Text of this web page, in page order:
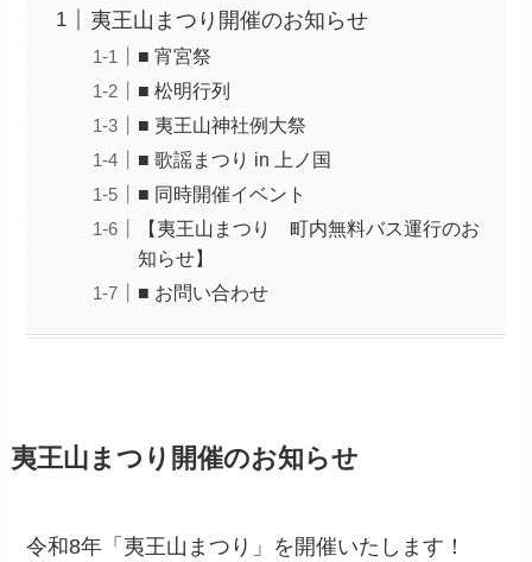
夷王山まつり開催のお知らせ
■ 宵宮祭
■ 松明行列
■ 夷王山神社例大祭
■ 歌謡まつり in 上ノ国
■ 同時開催イベント
【夷王山まつり 町内無料バス運行のお
知らせ】
■ お問い合わせ
夷王山まつり開催のお知らせ
令和8年「夷王山まつり」を開催いたします！